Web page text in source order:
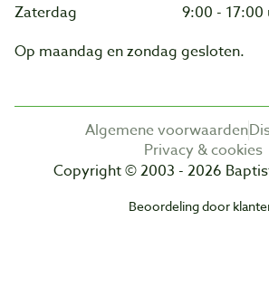
Zaterdag
9:00 - 17:00
Op maandag en zondag gesloten.
Algemene voorwaarden
Privacy & cookies
Copyright © 2003 - 2026
Beoordeling door